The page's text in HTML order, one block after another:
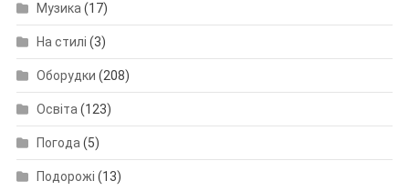
Музика(17)
На стилі (3)
Оборудки (208)
Освіта(123)
Погода(5)
Подорожі (13)